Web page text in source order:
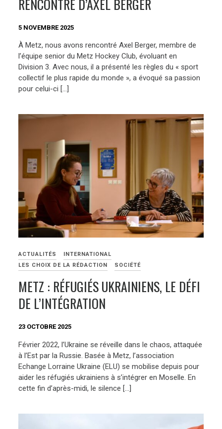
RENCONTRE D’AXEL BERGER
5 NOVEMBRE 2025
À Metz, nous avons rencontré Axel Berger, membre de
l’équipe senior du Metz Hockey Club, évoluant en
Division 3. Avec nous, il a présenté les règles du « sport
collectif le plus rapide du monde », a évoqué sa passion
pour celui-ci […]
ACTUALITÉS
INTERNATIONAL
LES CHOIX DE LA RÉDACTION
SOCIÉTÉ
METZ : RÉFUGIÉS UKRAINIENS, LE DÉFI
DE L’INTÉGRATION
23 OCTOBRE 2025
Février 2022, l’Ukraine se réveille dans le chaos, attaquée
à l’Est par la Russie. Basée à Metz, l’association
Echange Lorraine Ukraine (ELU) se mobilise depuis pour
aider les réfugiés ukrainiens à s’intégrer en Moselle. En
cette fin d’après-midi, le silence […]